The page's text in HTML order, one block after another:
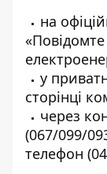
на
у
сторінці
через
(067/099/
телефон